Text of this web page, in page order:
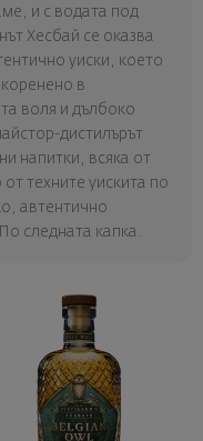
и с водата под
Хесбай се оказва
уиски, което
в
воля и дълбоко
дистилърът
напитки, всяка от
техните уискита по
автентично
следната капка.